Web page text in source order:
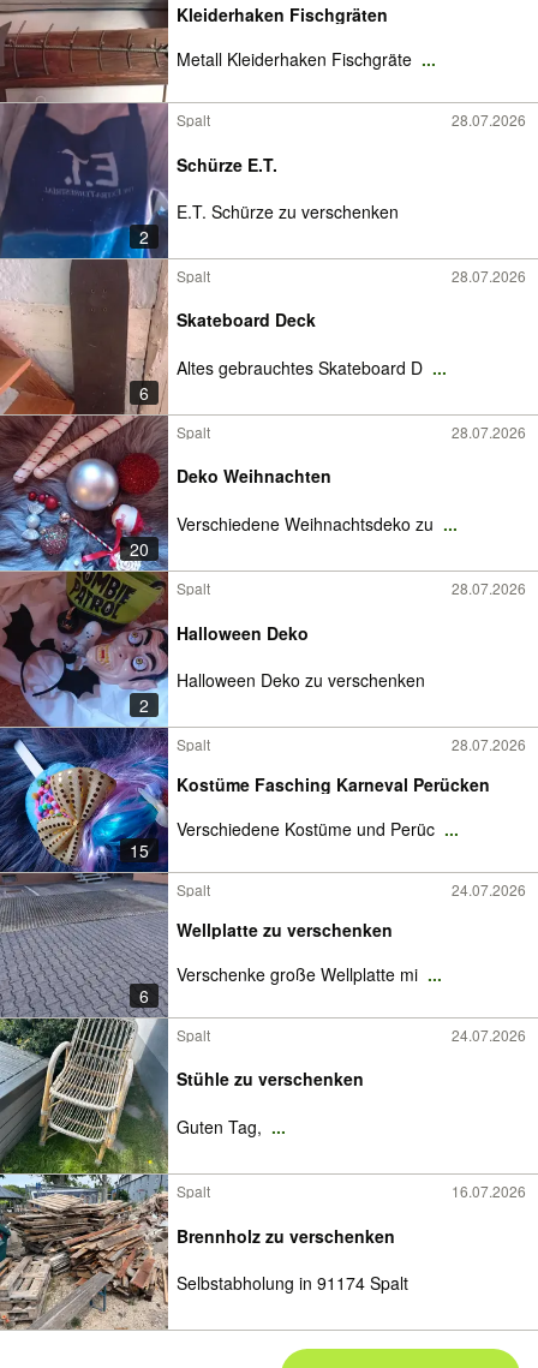
Kleiderhaken Fischgräten
Metall Kleiderhaken Fischgräte ...
2
Spalt 28.07.2026
Schürze E.T.
E.T. Schürze zu verschenken
6
Spalt 28.07.2026
Skateboard Deck
Altes gebrauchtes Skateboard D ...
20
Spalt 28.07.2026
Deko Weihnachten
Verschiedene Weihnachtsdeko zu ...
2
Spalt 28.07.2026
Halloween Deko
Halloween Deko zu verschenken
15
Spalt 28.07.2026
Kostüme Fasching Karneval Perücken
Verschiedene Kostüme und Perüc ...
6
Spalt 24.07.2026
Wellplatte zu verschenken
Verschenke große Wellplatte mi ...
Spalt 24.07.2026
Stühle zu verschenken
Guten Tag, ...
Spalt 16.07.2026
Brennholz zu verschenken
Selbstabholung in 91174 Spalt